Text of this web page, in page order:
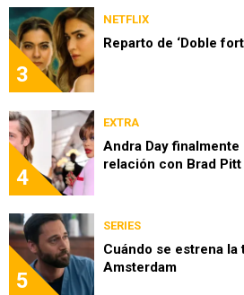
3
NETFLIX
Reparto de ‘Doble
4
EXTRA
Andra Day
relación con Brad Pitt
5
SERIES
Cuándo se estrena la
Amsterdam